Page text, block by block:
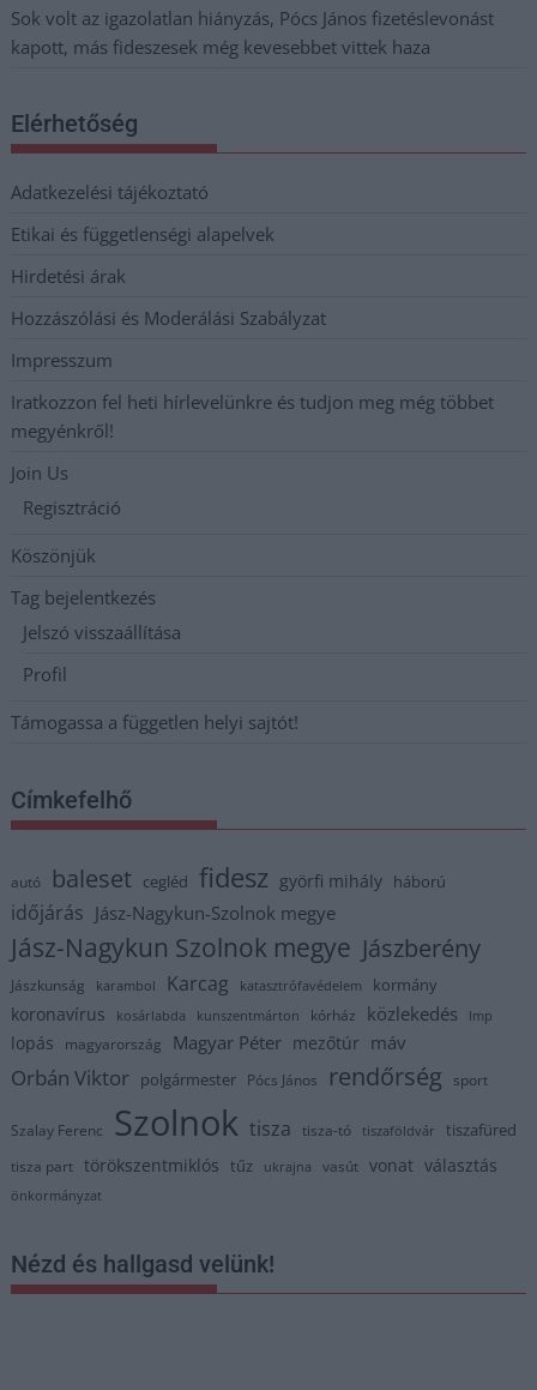
Sok volt az igazolatlan hiányzás, Pócs János fizetéslevonást
kapott, más fideszesek még kevesebbet vittek haza
Elérhetőség
Adatkezelési tájékoztató
Etikai és függetlenségi alapelvek
Hirdetési árak
Hozzászólási és Moderálási Szabályzat
Impresszum
Iratkozzon fel heti hírlevelünkre és tudjon meg még többet
megyénkről!
Join Us
Regisztráció
Köszönjük
Tag bejelentkezés
Jelszó visszaállítása
Profil
Támogassa a független helyi sajtót!
Címkefelhő
autó baleset cegléd fidesz györfi mihály háború
időjárás Jász-Nagykun-Szolnok megye
Jász-Nagykun Szolnok megye Jászberény
Jászkunság karambol Karcag katasztrófavédelem kormány
koronavírus kosárlabda kunszentmárton kórház közlekedés lmp
lopás magyarország Magyar Péter mezőtúr máv
Orbán Viktor polgármester Pócs János rendőrség sport
Szalay Ferenc Szolnok tisza tisza-tó tiszaföldvár tiszafüred
tisza part törökszentmiklós tűz ukrajna vasút vonat választás
önkormányzat
Nézd és hallgasd velünk!